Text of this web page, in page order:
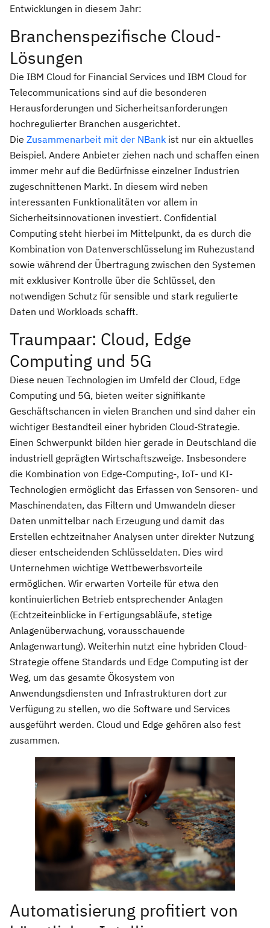
Entwicklungen in diesem Jahr:
Branchenspezifische Cloud-
Lösungen
Die IBM Cloud for Financial Services und IBM Cloud for
Telecommunications sind auf die besonderen
Herausforderungen und Sicherheitsanforderungen
hochregulierter Branchen ausgerichtet.
Die Zusammenarbeit mit der NBank ist nur ein aktuelles
Beispiel. Andere Anbieter ziehen nach und schaffen einen
immer mehr auf die Bedürfnisse einzelner Industrien
zugeschnittenen Markt. In diesem wird neben
interessanten Funktionalitäten vor allem in
Sicherheitsinnovationen investiert. Confidential
Computing steht hierbei im Mittelpunkt, da es durch die
Kombination von Datenverschlüsselung im Ruhezustand
sowie während der Übertragung zwischen den Systemen
mit exklusiver Kontrolle über die Schlüssel, den
notwendigen Schutz für sensible und stark regulierte
Daten und Workloads schafft.
Traumpaar: Cloud, Edge
Computing und 5G
Diese neuen Technologien im Umfeld der Cloud, Edge
Computing und 5G, bieten weiter signifikante
Geschäftschancen in vielen Branchen und sind daher ein
wichtiger Bestandteil einer hybriden Cloud-Strategie.
Einen Schwerpunkt bilden hier gerade in Deutschland die
industriell geprägten Wirtschaftszweige. Insbesondere
die Kombination von Edge-Computing-, IoT- und KI-
Technologien ermöglicht das Erfassen von Sensoren- und
Maschinendaten, das Filtern und Umwandeln dieser
Daten unmittelbar nach Erzeugung und damit das
Erstellen echtzeitnaher Analysen unter direkter Nutzung
dieser entscheidenden Schlüsseldaten. Dies wird
Unternehmen wichtige Wettbewerbsvorteile
ermöglichen. Wir erwarten Vorteile für etwa den
kontinuierlichen Betrieb entsprechender Anlagen
(Echtzeiteinblicke in Fertigungsabläufe, stetige
Anlagenüberwachung, vorausschauende
Anlagenwartung). Weiterhin nutzt eine hybriden Cloud-
Strategie offene Standards und Edge Computing ist der
Weg, um das gesamte Ökosystem von
Anwendungsdiensten und Infrastrukturen dort zur
Verfügung zu stellen, wo die Software und Services
ausgeführt werden. Cloud und Edge gehören also fest
zusammen.
Automatisierung profitiert von